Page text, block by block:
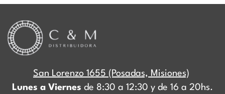
San Lorenzo 1655 (Posadas, Misiones)
Lunes a Viernes de 8:30 a 12:30 y de 16 a 20hs.